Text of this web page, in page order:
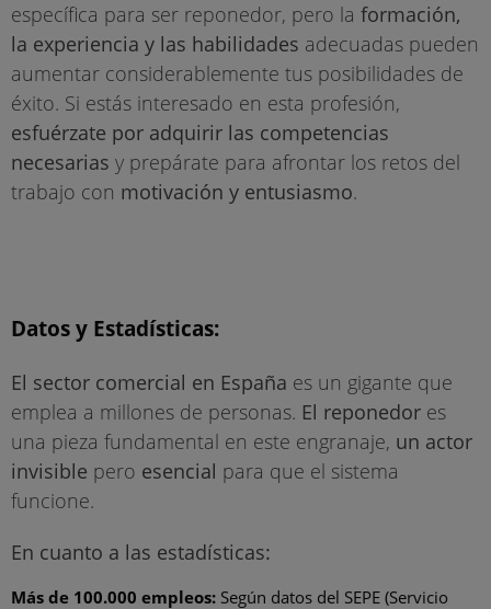
específica para ser reponedor, pero la formación,
la experiencia y las habilidades adecuadas pueden
aumentar considerablemente tus posibilidades de
éxito. Si estás interesado en esta profesión,
esfuérzate por adquirir las competencias
necesarias y prepárate para afrontar los retos del
trabajo con motivación y entusiasmo.
Datos y Estadísticas:
El sector comercial en España es un gigante que
emplea a millones de personas. El reponedor es
una pieza fundamental en este engranaje, un actor
invisible pero esencial para que el sistema
funcione.
En cuanto a las estadísticas:
Más de 100.000 empleos: Según datos del SEPE (Servicio